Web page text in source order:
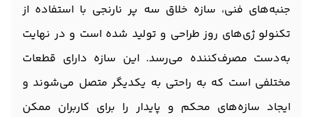
جنبه‌های فنی، سازه خلاق سه پر نارنجی با استفاده از
تکنولو ژی‌های روز طراحی و تولید شده است و در نهایت
به‌دست مصرف‌کننده می‌رسد. این سازه دارای قطعات
مختلفی است که به راحتی به یکدیگر متصل می‌شوند و
ایجاد سازه‌های محکم و پایدار را برای کاربران ممکن